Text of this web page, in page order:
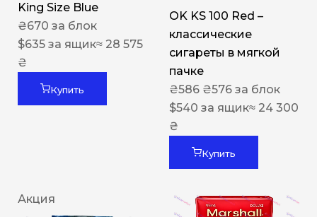
King Size Blue
₴670 за блок
$635 за ящик≈ 28 575
₴
Купить
OK KS 100 Red –
классические
сигареты в мягкой
пачке
₴586 ₴576 за блок
$540 за ящик≈ 24 300
₴
Купить
Акция